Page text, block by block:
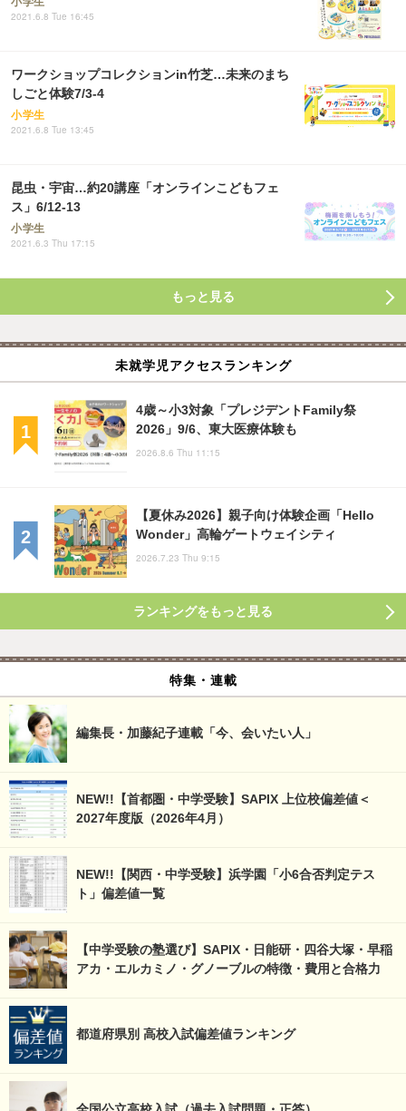
2021.6.8 Tue 16:45
ワークショップコレクションin竹芝…未来のまち
しごと体験7/3-4
小学生
2021.6.8 Tue 13:45
昆虫・宇宙…約20講座「オンラインこどもフェ
ス」6/12-13
小学生
2021.6.3 Thu 17:15
もっと見る
未就学児アクセスランキング
4歳～小3対象「プレジデントFamily祭
2026」9/6、東大医療体験も
2026.8.6 Thu 11:15
【夏休み2026】親子向け体験企画「Hello
Wonder」高輪ゲートウェイシティ
2026.7.23 Thu 9:15
ランキングをもっと見る
特集・連載
編集長・加藤紀子連載「今、会いたい人」
NEW!!【首都圏・中学受験】SAPIX 上位校偏差値＜
2027年度版（2026年4月）
NEW!!【関西・中学受験】浜学園「小6合否判定テス
ト」偏差値一覧
【中学受験の塾選び】SAPIX・日能研・四谷大塚・早稲
アカ・エルカミノ・グノーブルの特徴・費用と合格力
都道府県別 高校入試偏差値ランキング